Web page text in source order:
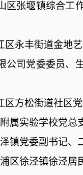
区张堰镇综合工
区永丰街道金地
公司党委委员、
区方松街道社区
属实验学校党总
镇党委副书记、
浦区徐泾镇徐泾